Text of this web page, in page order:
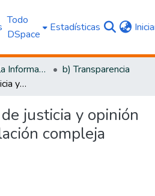
Todo
DSpace
Estadísticas
4. Tecnología de la Información y Transparencia
b) Transparencia
Administración de justicia y opinión pública: Una relación compleja
justicia y opinión
compleja